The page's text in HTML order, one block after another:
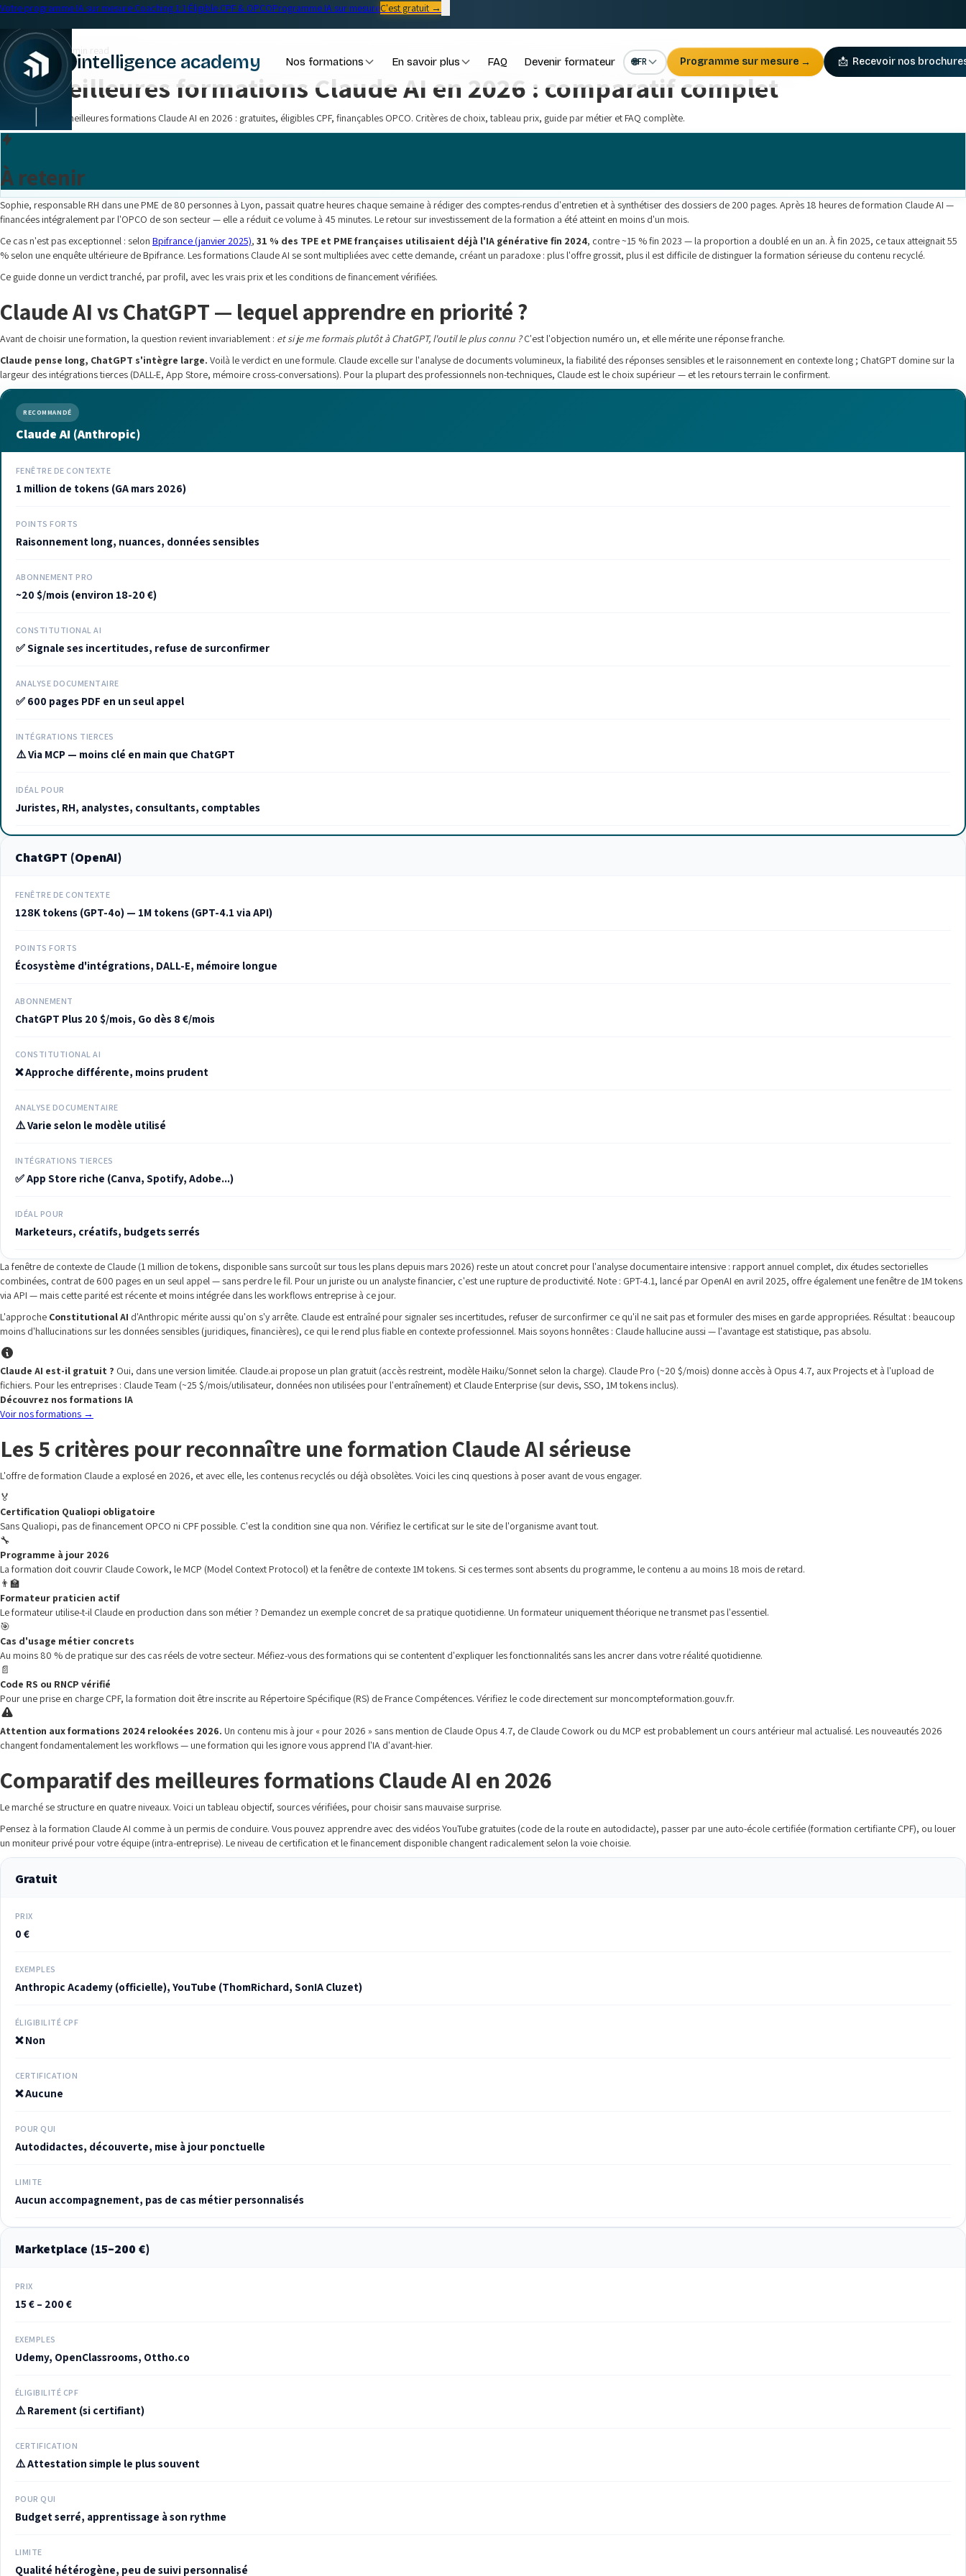
Votre programme IA sur mesure·Coaching 1:1·Éligible CPF & OPCOProgramme IA sur mesureC'est gratuit →
intelligence academy Nos formations En savoir plus FAQ Devenir formateur 🌐FR Programme sur mesure → 📩 Recevoir nos
← Blog
Formations IA•19 min read
Les meilleures formations Claude AI en 2026 : comparatif complet
Comparatif des meilleures formations Claude AI en 2026 : gratuites, éligibles CPF, finançables OPCO. Critères de choix, tableau prix, guide par métier et FAQ complète.
À retenir
Sophie, responsable RH dans une PME de 80 personnes à Lyon, passait quatre heures chaque semaine à rédiger des comptes-rendus d'entretien et à synthétiser des dossiers de 200 pages. Après 18 heures de formation Claude AI —
financées intégralement par l'OPCO de son secteur — elle a réduit ce volume à 45 minutes. Le retour sur investissement de la formation a été atteint en moins d'un mois.
Ce cas n'est pas exceptionnel : selon Bpifrance (janvier 2025), 31 % des TPE et PME françaises utilisaient déjà l'IA générative fin 2024, contre ~15 % fin 2023 — la proportion a doublé en un an. À fin 2025, ce taux atteignait 55
% selon une enquête ultérieure de Bpifrance. Les formations Claude AI se sont multipliées avec cette demande, créant un paradoxe : plus l'offre grossit, plus il est difficile de distinguer la formation sérieuse du contenu recyclé.
Ce guide donne un verdict tranché, par profil, avec les vrais prix et les conditions de financement vérifiées.
Claude AI vs ChatGPT — lequel apprendre en priorité ?
Avant de choisir une formation, la question revient invariablement : et si je me formais plutôt à ChatGPT, l'outil le plus connu ?C'est l'objection numéro un, et elle mérite une réponse franche.
Claude pense long, ChatGPT s'intègre large. Voilà le verdict en une formule. Claude excelle sur l'analyse de documents volumineux, la fiabilité des réponses sensibles et le raisonnement en contexte long ; ChatGPT domine sur la
largeur des intégrations tierces (DALL-E, App Store, mémoire cross-conversations). Pour la plupart des professionnels non-techniques, Claude est le choix supérieur — et les retours terrain le confirment.
RECOMMANDÉ
Claude AI (Anthropic)
FENÊTRE DE CONTEXTE
1 million de tokens (GA mars 2026)
POINTS FORTS
Raisonnement long, nuances, données sensibles
ABONNEMENT PRO
~20 $/mois (environ 18-20 €)
CONSTITUTIONAL AI
✅ Signale ses incertitudes, refuse de surconfirmer
ANALYSE DOCUMENTAIRE
✅ 600 pages PDF en un seul appel
INTÉGRATIONS TIERCES
⚠️ Via MCP — moins clé en main que ChatGPT
IDÉAL POUR
Juristes, RH, analystes, consultants, comptables
ChatGPT (OpenAI)
FENÊTRE DE CONTEXTE
128K tokens (GPT-4o) — 1M tokens (GPT-4.1 via API)
POINTS FORTS
Écosystème d'intégrations, DALL-E, mémoire longue
ABONNEMENT
ChatGPT Plus 20 $/mois, Go dès 8 €/mois
CONSTITUTIONAL AI
❌ Approche différente, moins prudent
ANALYSE DOCUMENTAIRE
⚠️ Varie selon le modèle utilisé
INTÉGRATIONS TIERCES
✅ App Store riche (Canva, Spotify, Adobe...)
IDÉAL POUR
Marketeurs, créatifs, budgets serrés
La fenêtre de contexte de Claude (1 million de tokens, disponible sans surcoût sur tous les plans depuis mars 2026) reste un atout concret pour l'analyse documentaire intensive : rapport annuel complet, dix études sectorielles
combinées, contrat de 600 pages en un seul appel — sans perdre le fil. Pour un juriste ou un analyste financier, c'est une rupture de productivité. Note : GPT-4.1, lancé par OpenAI en avril 2025, offre également une fenêtre de 1M tokens
via API — mais cette parité est récente et moins intégrée dans les workflows entreprise à ce jour.
L'approche Constitutional AI d'Anthropic mérite aussi qu'on s'y arrête. Claude est entraîné pour signaler ses incertitudes, refuser de surconfirmer ce qu'il ne sait pas et formuler des mises en garde appropriées. Résultat : beaucoup
moins d'hallucinations sur les données sensibles (juridiques, financières), ce qui le rend plus fiable en contexte professionnel. Mais soyons honnêtes : Claude hallucine aussi — l'avantage est statistique, pas absolu.
Claude AI est-il gratuit ? Oui, dans une version limitée. Claude.ai propose un plan gratuit (accès restreint, modèle Haiku/Sonnet selon la charge). Claude Pro (~20 $/mois) donne accès à Opus 4.7, aux Projects et à l'upload de
fichiers. Pour les entreprises : Claude Team (~25 $/mois/utilisateur, données non utilisées pour l'entraînement) et Claude Enterprise (sur devis, SSO, 1M tokens inclus).
Découvrez nos formations IA
Voir nos formations →
Les 5 critères pour reconnaître une formation Claude AI sérieuse
L'offre de formation Claude a explosé en 2026, et avec elle, les contenus recyclés ou déjà obsolètes. Voici les cinq questions à poser avant de vous engager.
🏅
Certification Qualiopi obligatoire
Sans Qualiopi, pas de financement OPCO ni CPF possible. C'est la condition sine qua non. Vérifiez le certificat sur le site de l'organisme avant tout.
🔧
Programme à jour 2026
La formation doit couvrir Claude Cowork, le MCP (Model Context Protocol) et la fenêtre de contexte 1M tokens. Si ces termes sont absents du programme, le contenu a au moins 18 mois de retard.
👨‍🏫
Formateur praticien actif
Le formateur utilise-t-il Claude en production dans son métier ? Demandez un exemple concret de sa pratique quotidienne. Un formateur uniquement théorique ne transmet pas l'essentiel.
🎯
Cas d'usage métier concrets
Au moins 80 % de pratique sur des cas réels de votre secteur. Méfiez-vous des formations qui se contentent d'expliquer les fonctionnalités sans les ancrer dans votre réalité quotidienne.
📄
Code RS ou RNCP vérifié
Pour une prise en charge CPF, la formation doit être inscrite au Répertoire Spécifique (RS) de France Compétences. Vérifiez le code directement sur moncompteformation.gouv.fr.
Attention aux formations 2024 relookées 2026. Un contenu mis à jour « pour 2026 » sans mention de Claude Opus 4.7, de Claude Cowork ou du MCP est probablement un cours antérieur mal actualisé. Les nouveautés 2026
changent fondamentalement les workflows — une formation qui les ignore vous apprend l'IA d'avant-hier.
Comparatif des meilleures formations Claude AI en 2026
Le marché se structure en quatre niveaux. Voici un tableau objectif, sources vérifiées, pour choisir sans mauvaise surprise.
Pensez à la formation Claude AI comme à un permis de conduire. Vous pouvez apprendre avec des vidéos YouTube gratuites (code de la route en autodidacte), passer par une auto-école certifiée (formation certifiante CPF), ou louer
un moniteur privé pour votre équipe (intra-entreprise). Le niveau de certification et le financement disponible changent radicalement selon la voie choisie.
Gratuit
PRIX
0 €
EXEMPLES
Anthropic Academy (officielle), YouTube (ThomRichard, SonIA Cluzet)
ÉLIGIBILITÉ CPF
❌ Non
CERTIFICATION
❌ Aucune
POUR QUI
Autodidactes, découverte, mise à jour ponctuelle
LIMITE
Aucun accompagnement, pas de cas métier personnalisés
Marketplace (15–200 €)
PRIX
15 € – 200 €
EXEMPLES
Udemy, OpenClassrooms, Ottho.co
ÉLIGIBILITÉ CPF
⚠️ Rarement (si certifiant)
CERTIFICATION
⚠️ Attestation simple le plus souvent
POUR QUI
Budget serré, apprentissage à son rythme
LIMITE
Qualité hétérogène, peu de suivi personnalisé